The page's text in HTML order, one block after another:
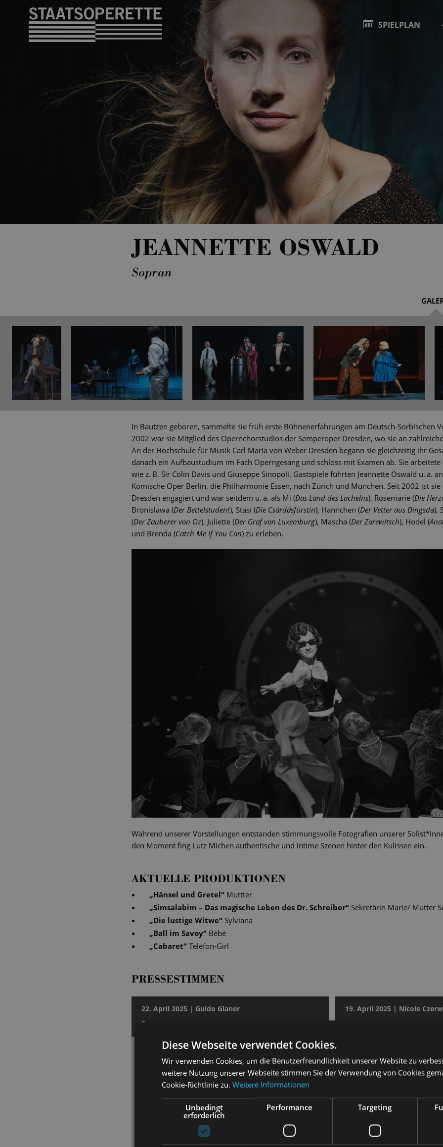
SPIELPLAN
JEANNETTE OSWALD
Sopran
In Bautzen geboren, sammelte sie früh erste Bühnenerfahrungen am Deutsch-Sorbischen
2002 war sie Mitglied des Opernchorstudios der Semperoper Dresden, wo sie an
An der Hochschule für Musik Carl Maria von Weber Dresden begann sie gleichzeitig ihr
danach ein Aufbaustudium im Fach Operngesang und schloss mit Examen ab. Sie
wie z. B. Sir Colin Davis und Giuseppe Sinopoli. Gastspiele führten Jeannette Oswald u. a.
Komische Oper Berlin, die Philharmonie Essen, nach Zürich und München. Seit 2002 ist
Dresden engagiert und war seitdem u. a. als Mi (Das Land des Lächelns), Rosemarie (Die
Bronislawa (Der Bettelstudent), Stasi (Die Csárdásfürstin), Hannchen (Der Vetter aus Dingsda),
(Der Zauberer von Oz), Juliette (Der Graf von Luxemburg), Mascha (Der Zarewitsch), Hodel (
und Brenda (Catch Me If You Can) zu erleben.
Während unserer Vorstellungen entstanden stimmungsvolle Fotografien unserer
den Moment fing Lutz Michen authentische und intime Szenen hinter den Kulissen ein.
AKTUELLE PRODUKTIONEN
„Hänsel und Gretel“ Muttter
„Simsalabim – Das magische Leben des Dr. Schreiber“ Sekretärin Marie/ Mutter
„Die lustige Witwe“ Sylviana
„Ball im Savoy“ Bébé
„Cabaret“ Telefon-Girl
PRESSESTIMMEN
22. April 2025 | Guido Glaner
DRESDNER MORGENPOST
Willkommen, Bienvenue, Welcome!
[...] Die Premierenaufführung war musikalisch und
schauspielerisch ein Genuss. Das Orchester unter
meisterlich zwischen Unterhaltungskapelle und
Jazzband. In den Hauptpartien überzeugen Marcus
Günzel (Conférencier), Silke Richter (Fräulein
19. April 2025 | Nicole
Welt im Wandel
Matthias Reichwald zeigt
[...] Das Orchester der
zum wahren Star des
Diese Webseite verwendet Cookies.
Wir verwenden Cookies, um die Benutzerfreundlichkeit unserer Website zu
weitere Nutzung unserer Webseite stimmen Sie der Verwendung von Cookies
Cookie-Richtlinie zu. Weitere Informationen
Unbedingt
erforderlich
Performance Targeting